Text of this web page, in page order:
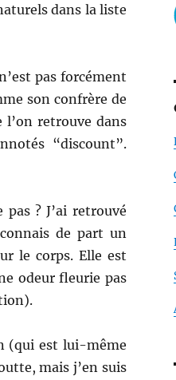
dans la liste
pas forcément
son confrère de
retrouve dans
“discount”.
? J’ai retrouvé
de part un
le corps. Elle est
odeur fleurie pas
(qui est lui-même
mais j’en suis